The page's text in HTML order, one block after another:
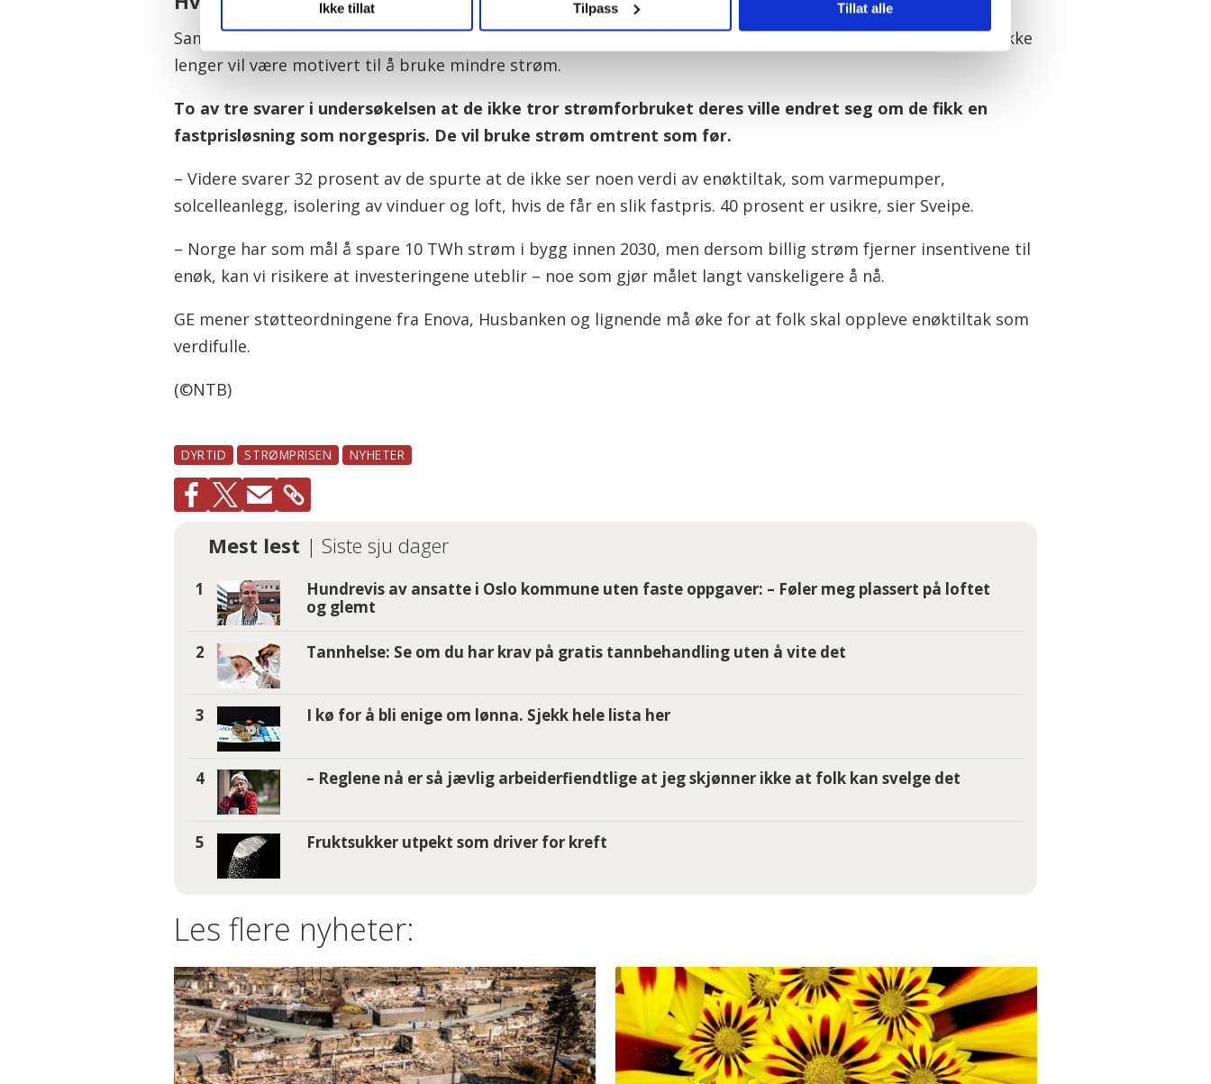
Ikke tillat Tilpass Tillat alle
Samtidig som fastprisløsninger kan bidra til forutsigbarhet og trygghet, tror GE det er en fare for at folk ikke
lenger vil være motivert til å bruke mindre strøm.
To av tre svarer i undersøkelsen at de ikke tror strømforbruket deres ville endret seg om de fikk en
fastprisløsning som norgespris. De vil bruke strøm omtrent som før.
– Videre svarer 32 prosent av de spurte at de ikke ser noen verdi av enøktiltak, som varmepumper,
solcelleanlegg, isolering av vinduer og loft, hvis de får en slik fastpris. 40 prosent er usikre, sier Sveipe.
– Norge har som mål å spare 10 TWh strøm i bygg innen 2030, men dersom billig strøm fjerner insentivene til
enøk, kan vi risikere at investeringene uteblir – noe som gjør målet langt vanskeligere å nå.
GE mener støtteordningene fra Enova, Husbanken og lignende må øke for at folk skal oppleve enøktiltak som
verdifulle.
(©NTB)
DYRTID STRØMPRISEN NYHETER
Mest lest | Siste sju dager
Hundrevis av ansatte i Oslo kommune uten faste oppgaver: – Føler meg plassert på loftet
og glemt
Tannhelse: Se om du har krav på gratis tannbehandling uten å vite det
I kø for å bli enige om lønna. Sjekk hele lista her
– Reglene nå er så jævlig arbeiderfiendtlige at jeg skjønner ikke at folk kan svelge det
Fruktsukker utpekt som driver for kreft
Les flere nyheter: